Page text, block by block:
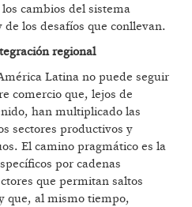
cambios del sistema
los desafíos que conllevan.
regional
Latina no puede seguir
comercio que, lejos de
han multiplicado las
sectores productivos y
El camino pragmático es la
por cadenas
que permitan saltos
que, al mismo tiempo,